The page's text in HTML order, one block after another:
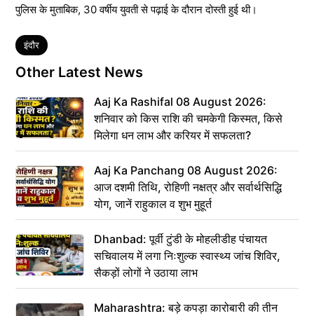
पुलिस के मुताबिक, 30 वर्षीय युवती से पढ़ाई के दौरान दोस्ती हुई थी।
Tags
इंदौर
Other Latest News
Aaj Ka Rashifal 08 August 2026:
शनिवार को किस राशि की चमकेगी किस्मत, किसे
मिलेगा धन लाभ और करियर में सफलता?
Aaj Ka Panchang 08 August 2026:
आज दशमी तिथि, रोहिणी नक्षत्र और सर्वार्थसिद्धि
योग, जानें राहुकाल व शुभ मुहूर्त
Dhanbad: पूर्वी टुंडी के मोहलीडीह पंचायत
सचिवालय में लगा निःशुल्क स्वास्थ्य जांच शिविर,
सैकड़ों लोगों ने उठाया लाभ
Maharashtra: बड़े कपड़ा कारोबारी की तीन